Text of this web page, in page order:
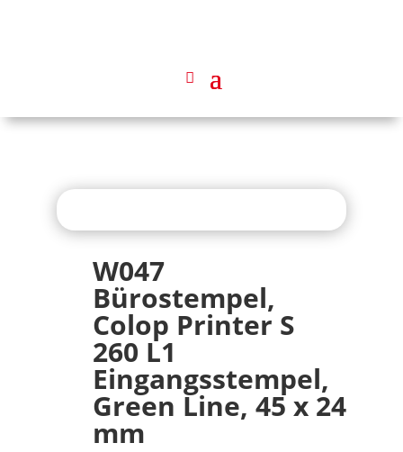
W047
Bürostempel,
Colop Printer S
260 L1
Eingangsstempel,
Green Line, 45 x 24
mm